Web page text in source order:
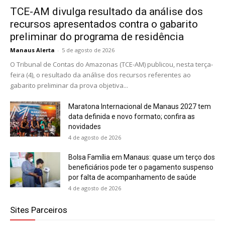
TCE-AM divulga resultado da análise dos
recursos apresentados contra o gabarito
preliminar do programa de residência
Manaus Alerta - 5 de agosto de 2026
O Tribunal de Contas do Amazonas (TCE-AM) publicou, nesta terça-
feira (4), o resultado da análise dos recursos referentes ao
gabarito preliminar da prova objetiva...
Maratona Internacional de Manaus 2027 tem
data definida e novo formato; confira as
novidades
4 de agosto de 2026
Bolsa Família em Manaus: quase um terço dos
beneficiários pode ter o pagamento suspenso
por falta de acompanhamento de saúde
4 de agosto de 2026
Sites Parceiros